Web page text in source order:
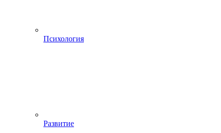
Психология
Развитие